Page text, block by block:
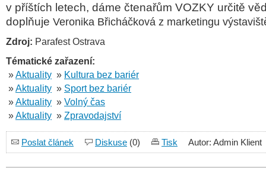
v příštích letech, dáme čtenařům VOZKY určitě
doplňuje Veronika Břicháčková z marketingu
Zdroj: Parafest Ostrava
Tématické zařazení:
»Aktuality » Kultura bez bariér
»Aktuality » Sport bez bariér
»Aktuality » Volný čas
»Aktuality » Zpravodajství
Poslat článek Diskuse (0) Tisk Autor: Admin Klient